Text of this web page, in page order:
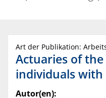
Art der Publikation:
Actuaries of
individuals
Autor(en):